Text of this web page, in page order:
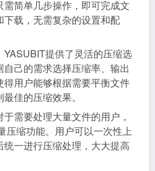
简单几步操作，即可完成文
下载，无需复杂的设置和配
YASUBIT提供了灵活的压缩选
己的需求选择压缩率、输出
得用户能够根据需要平衡文件
佳的压缩效果。
需要处理大量文件的用户，
压缩功能。用户可以一次性上
一进行压缩处理，大大提高